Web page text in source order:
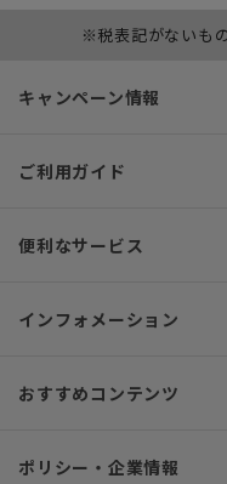
※税表記がないも
キャンペーン情報
ご利用ガイド
便利なサービス
インフォメーション
おすすめコンテンツ
ポリシー・企業情報